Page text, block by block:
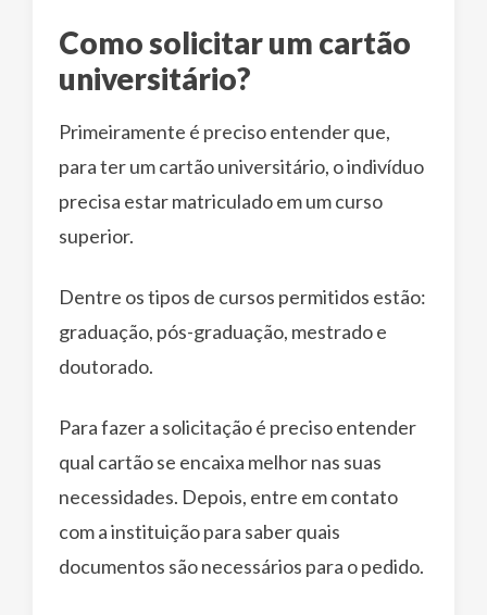
Como solicitar um cartão
universitário?
Primeiramente é preciso entender que,
para ter um cartão universitário, o indivíduo
precisa estar matriculado em um curso
superior.
Dentre os tipos de cursos permitidos estão:
graduação, pós-graduação, mestrado e
doutorado.
Para fazer a solicitação é preciso entender
qual cartão se encaixa melhor nas suas
necessidades. Depois, entre em contato
com a instituição para saber quais
documentos são necessários para o pedido.